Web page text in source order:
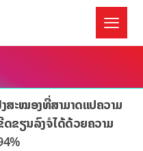
ສະໝອງທີ່ສາມາດແປຄວາມ
ດຂຽນລົງຈໍໄດ້ດ້ວຍຄວາມ